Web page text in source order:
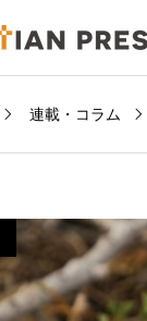
連載・コラム